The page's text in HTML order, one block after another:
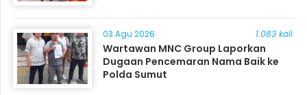
03 Agu 2026 1.083 kali
Wartawan MNC Group Laporkan
Dugaan Pencemaran Nama Baik ke
Polda Sumut